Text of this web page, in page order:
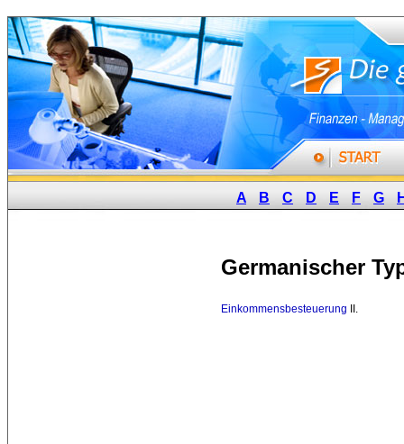
A B C D E F G
Germanischer
Einkommensbesteuerung II.